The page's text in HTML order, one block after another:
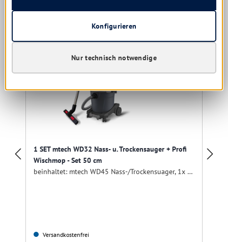
1 SET mtech WD32 Nass- u. Trockensauger + Profi
Wischmop - Set 50 cm
beinhaltet: mtech WD45 Nass-/Trockensuager, 1x Teleskop-Alustiel, 1x Klapphalter 50 cm, 1x Baumwollmop 50 cm
Versandkostenfrei
Nur technisch notwendige
Konfigurieren